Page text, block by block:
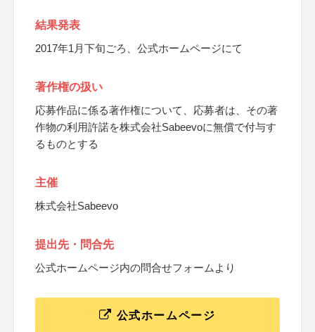
結果発表
2017年1月下旬ごろ、公式ホームページにて
著作権の扱い
応募作品に係る著作権について、応募者は、その著
作物の利用許諾を株式会社Sabeevoに無償で付与す
るものとする
主催
株式会社Sabeevo
提出先・問合先
公式ホームページ内の問合せフォームより
公式ホームページ